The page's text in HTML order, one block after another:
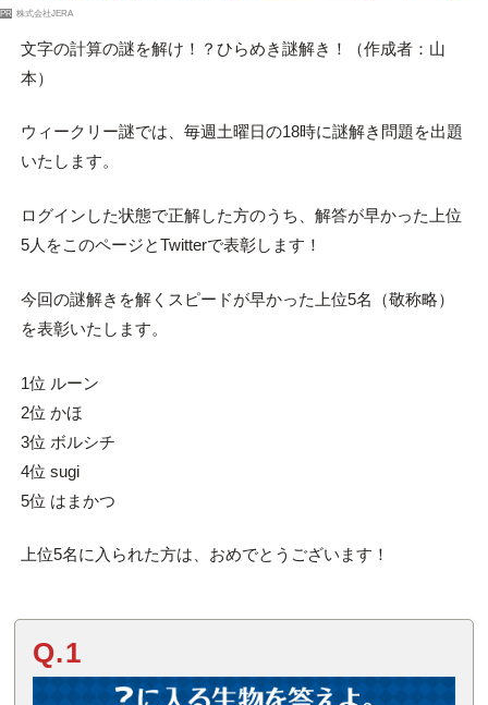
PR 株式会社JERA
文字の計算の謎を解け！？ひらめき謎解き！（作成者：山
本）
ウィークリー謎では、毎週土曜日の18時に謎解き問題を出題
いたします。
ログインした状態で正解した方のうち、解答が早かった上位
5人をこのページとTwitterで表彰します！
今回の謎解きを解くスピードが早かった上位5名（敬称略）
を表彰いたします。
1位 ルーン
2位 かほ
3位 ボルシチ
4位 sugi
5位 はまかつ
上位5名に入られた方は、おめでとうございます！
Q.1